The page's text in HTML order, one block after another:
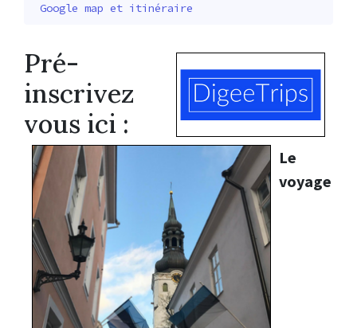
Google map et itinéraire
Pré-
inscrivez
vous ici :
Le
voyage